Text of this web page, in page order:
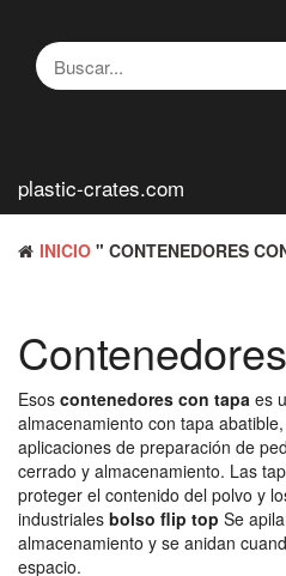
contenido
plastic-crates.com
INICIO " CONTENEDORES
Esos contenedores con tapa es
almacenamiento con tapa
aplicaciones de preparación de
cerrado y almacenamiento. Las
proteger el contenido del polvo y
industriales bolso flip top Se
almacenamiento y se anidan
espacio.